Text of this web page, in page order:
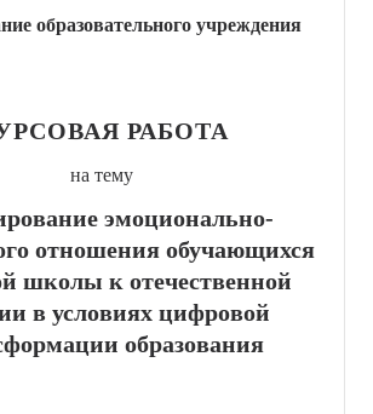
образовательного учреждения
РАБОТА
на тему
эмоционально-
отношения обучающихся
школы к отечественной
в условиях цифровой
образования